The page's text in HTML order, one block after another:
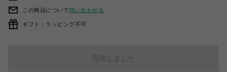
この商品について問い合わせる
ギフト：ラッピング不可